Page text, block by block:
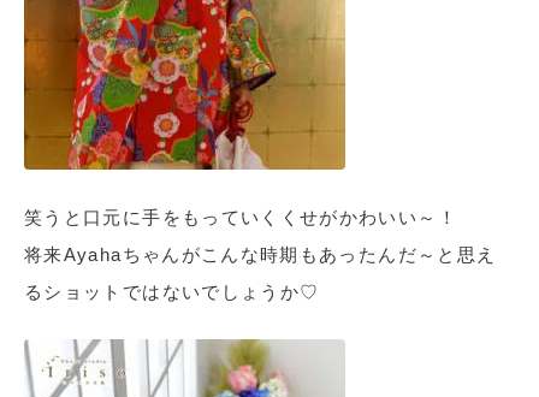
笑うと口元に手をもっていくくせがかわいい～！
将来Ayahaちゃんがこんな時期もあったんだ～と思え
るショットではないでしょうか♡